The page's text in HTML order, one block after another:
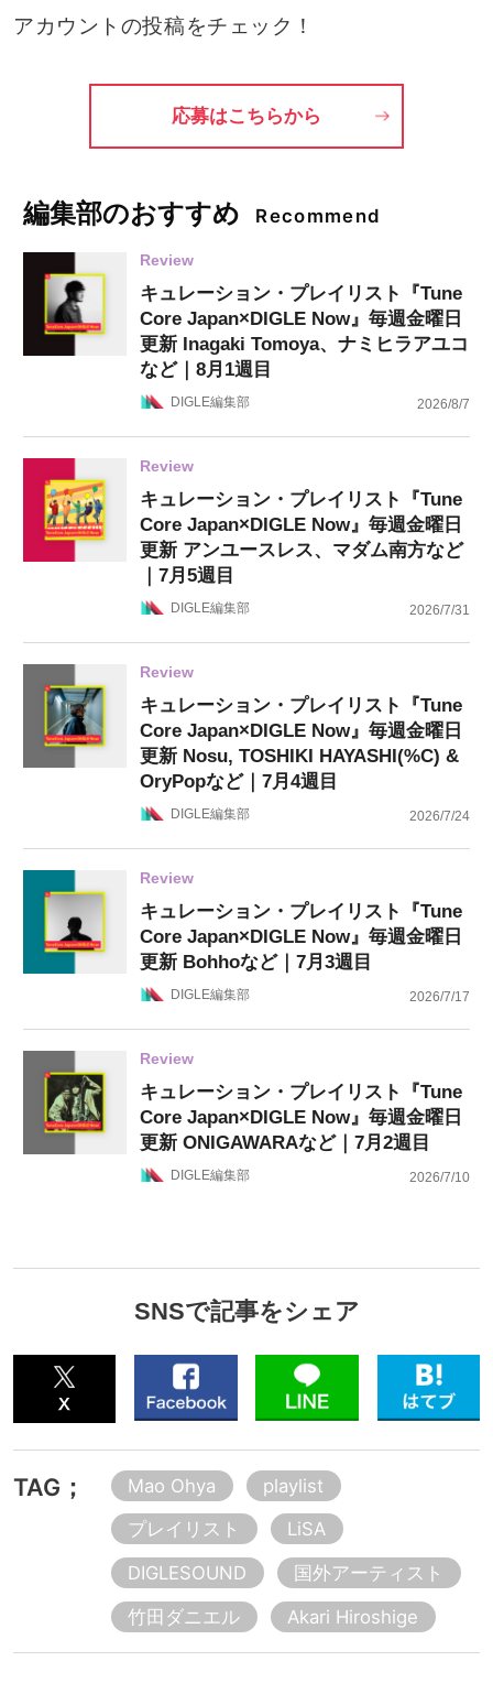
アカウントの投稿をチェック！
応募はこちらから
編集部のおすすめ Recommend
Review
キュレーション・プレイリスト『Tune
Core Japan×DIGLE Now』毎週金曜日
更新 Inagaki Tomoya、ナミヒラアユコ
など｜8月1週目
DIGLE編集部 2026/8/7
Review
キュレーション・プレイリスト『Tune
Core Japan×DIGLE Now』毎週金曜日
更新 アンユースレス、マダム南方など
｜7月5週目
DIGLE編集部 2026/7/31
Review
キュレーション・プレイリスト『Tune
Core Japan×DIGLE Now』毎週金曜日
更新 Nosu, TOSHIKI HAYASHI(%C) &
OryPopなど｜7月4週目
DIGLE編集部 2026/7/24
Review
キュレーション・プレイリスト『Tune
Core Japan×DIGLE Now』毎週金曜日
更新 Bohhoなど｜7月3週目
DIGLE編集部 2026/7/17
Review
キュレーション・プレイリスト『Tune
Core Japan×DIGLE Now』毎週金曜日
更新 ONIGAWARAなど｜7月2週目
DIGLE編集部 2026/7/10
SNSで記事をシェア
TAG； Mao Ohya
playlist
プレイリスト
LiSA
DIGLESOUND
国外アーティスト
竹田ダニエル
Akari Hiroshige